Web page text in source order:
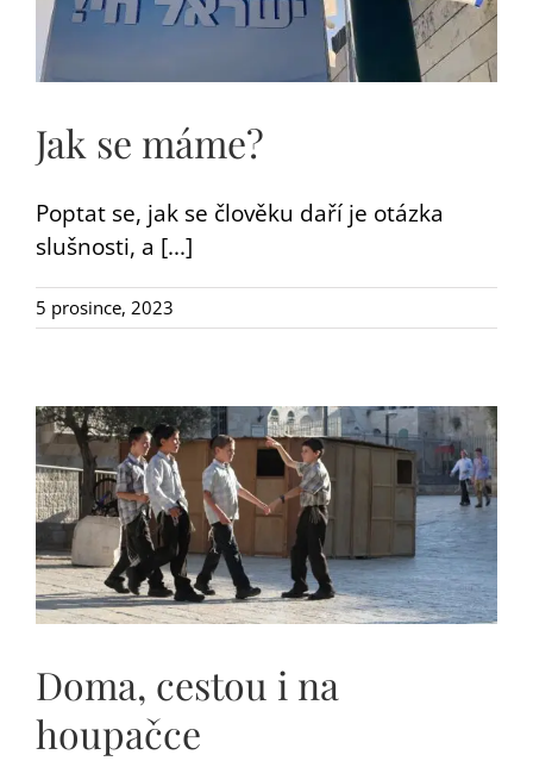
Jak se máme?
Poptat se, jak se člověku daří je otázka
slušnosti, a [...]
5 prosince, 2023
Doma, cestou i na
houpačce